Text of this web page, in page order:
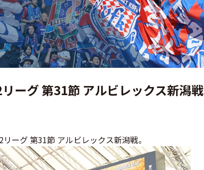
ーグ 第31節 アルビレックス新潟戦
ーグ 第31節 アルビレックス新潟戦。